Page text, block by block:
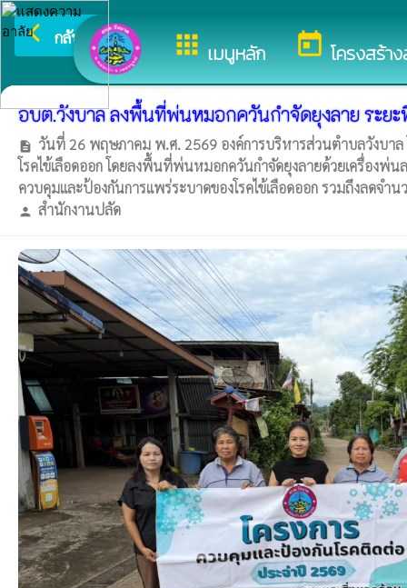
apps เมนูหลัก todayโครงสร้า
arrow_back_ios กลับเมนูหลัก
อบต.วังบาล ลงพื้นที่พ่นหมอกควันกำจัดยุงลาย ระยะ
description วันที่ 26 พฤษภาคม พ.ศ. 2569 องค์การบริหารส่วนตำบลวังบาล
โรคไข้เลือดออก โดยลงพื้นที่พ่นหมอกควันกำจัดยุงลายด้วยเครื่อง
ควบคุมและป้องกันการแพร่ระบาดของโรคไข้เลือดออก รวมถึงลด
person สำนักงานปลัด